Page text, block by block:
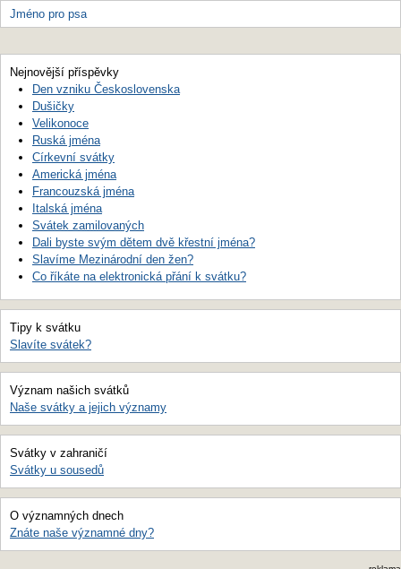
Jméno pro psa
Nejnovější příspěvky
Den vzniku Československa
Dušičky
Velikonoce
Ruská jména
Církevní svátky
Americká jména
Francouzská jména
Italská jména
Svátek zamilovaných
Dali byste svým dětem dvě křestní jména?
Slavíme Mezinárodní den žen?
Co říkáte na elektronická přání k svátku?
Tipy k svátku
Slavíte svátek?
Význam našich svátků
Naše svátky a jejich významy
Svátky v zahraničí
Svátky u sousedů
O významných dnech
Znáte naše významné dny?